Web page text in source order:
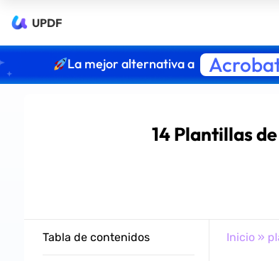
UPDF
La mejor alternativa a
14 Plantillas
Tabla de contenidos Inicio»